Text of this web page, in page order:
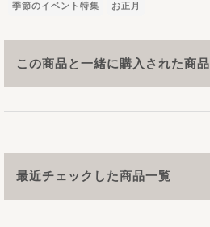
季節のイベント特集 お正月
この商品と一緒に購入された商品
最近チェックした商品一覧